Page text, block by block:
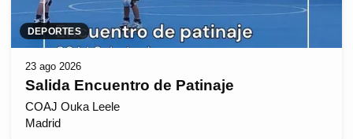
DEPORTES
23 ago 2026
Salida Encuentro de Patinaje
COAJ Ouka Leele
Madrid